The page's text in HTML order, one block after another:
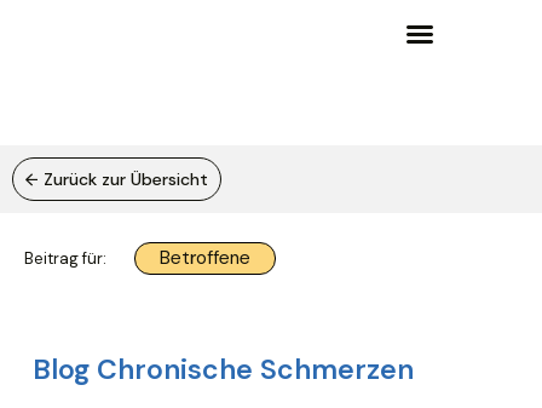
← Zurück zur Übersicht
Beitrag für: Betroffene
Blog Chronische Schmerzen